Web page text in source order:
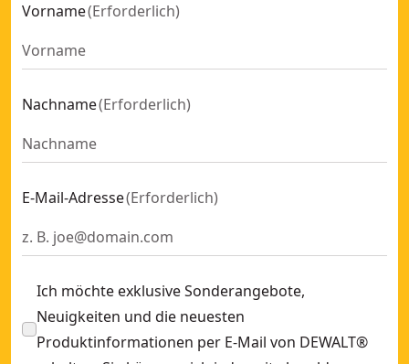
Vorname(Erforderlich)
Nachname(Erforderlich)
E-Mail-Adresse(Erforderlich)
Ich möchte exklusive Sonderangebote,
Neuigkeiten und die neuesten
Produktinformationen per E-Mail von DEWALT®